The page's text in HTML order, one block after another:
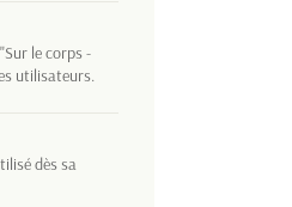
le corps -
utilisateurs.
dès sa